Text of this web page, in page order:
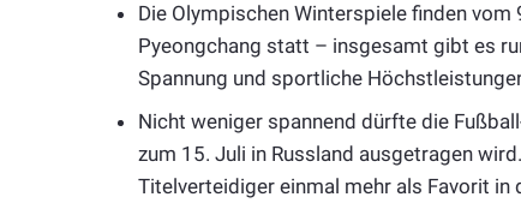
Die Olympischen Winterspiele finden
Pyeongchang statt – insgesamt gibt es
Spannung und sportliche
Nicht weniger spannend dürfte die
zum 15. Juli in Russland ausgetragen
Titelverteidiger einmal mehr als Favorit in